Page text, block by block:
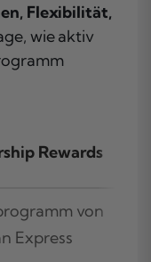
Flexibilität,
wie aktiv
Rewards
von
Express